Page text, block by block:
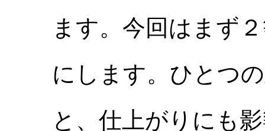
ます。今回はまず
にします。ひとつ
と、仕上がりにも